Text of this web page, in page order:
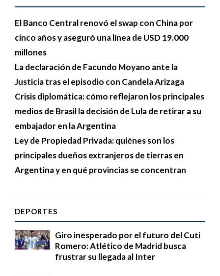
El Banco Central renovó el swap con China por
cinco años y aseguró una línea de USD 19.000
millones
La declaración de Facundo Moyano ante la
Justicia tras el episodio con Candela Arizaga
Crisis diplomática: cómo reflejaron los principales
medios de Brasil la decisión de Lula de retirar a su
embajador en la Argentina
Ley de Propiedad Privada: quiénes son los
principales dueños extranjeros de tierras en
Argentina y en qué provincias se concentran
DEPORTES
Giro inesperado por el futuro del Cuti
Romero: Atlético de Madrid busca
frustrar su llegada al Inter